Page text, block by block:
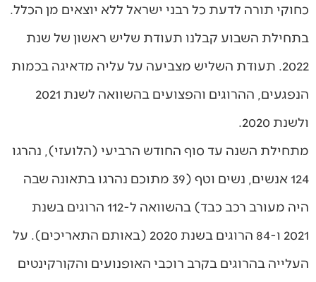
כחוקי תורה לדעת כל רבני ישראל ללא יוצאים מן הכלל.
בתחילת השבוע קבלנו תעודת שליש ראשון של שנת
2022. תעודת השליש מצביעה על עליה מדאיגה בכמות
הנפגעים, ההרוגים והפצועים בהשוואה לשנת 2021
ולשנת 2020.
מתחילת השנה עד סוף החודש הרביעי (הלועזי), נהרגו
124 אנשים, נשים וטף (39 מתוכם נהרגו בתאונה שבה
היה מעורב רכב כבד) בהשוואה ל-112 הרוגים בשנת
2021 ו-84 הרוגים בשנת 2020 (באותם התאריכים). על
העלייה בהרוגים בקרב רוכבי האופנועים והקורקינטים